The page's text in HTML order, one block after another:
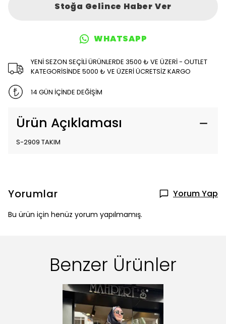
Stoğa Gelince Haber Ver
WHATSAPP
YENİ SEZON SEÇİLİ ÜRÜNLERDE 3500 ₺ VE ÜZERİ - OUTLET
KATEGORİSİNDE 5000 ₺ VE ÜZERİ ÜCRETSİZ KARGO
14 GÜN İÇİNDE DEĞİŞİM
Ürün Açıklaması
S-2909 TAKIM
Yorumlar Yorum Yap
Bu ürün için henüz yorum yapılmamış.
Benzer Ürünler